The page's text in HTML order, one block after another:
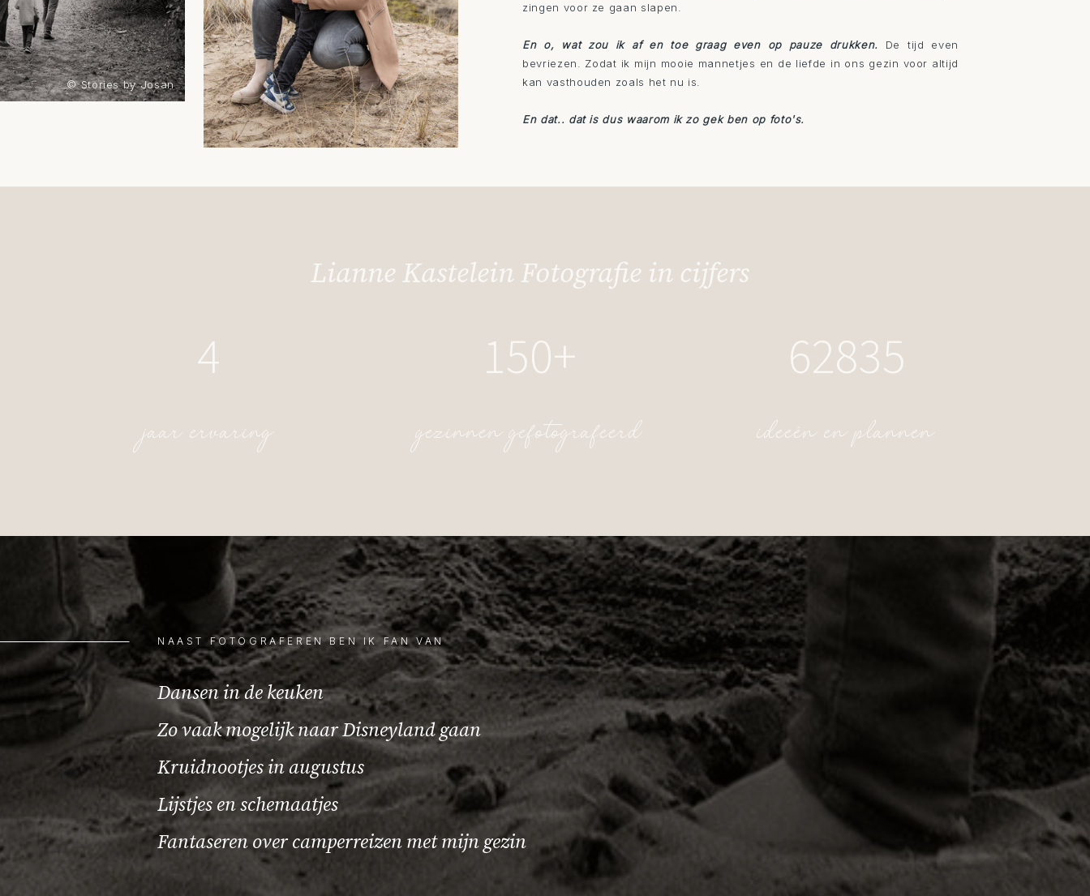
zingen voor ze gaan slapen.
En o, wat zou ik af en toe graag even op pauze drukken.
De tijd even
bevriezen. Zodat ik mijn mooie mannetjes en de liefde in ons gezin voor altijd
kan vasthouden zoals het nu is.
En dat.. dat is dus waarom ik zo gek ben op foto's.
© Stories by Josan
ideeën en plannen
62835
gezinnen gefotografeerd
150+
jaar ervaring
4
Lianne Kastelein Fotografie in cijfers
Dansen in de keuken
Zo vaak mogelijk naar Disneyland gaan
Kruidnootjes in augustus
Lijstjes en schemaatjes
Fantaseren over camperreizen met mijn gezin
NAAST FOTOGRAFEREN BEN IK FAN VAN